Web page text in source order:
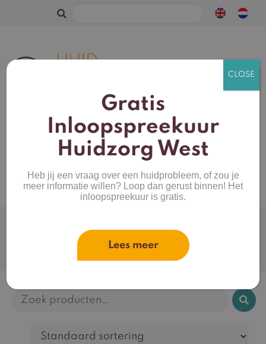
Zoeken
quizgrove
Productcategorieën
Zoeken
Gratis
Inloopspreekuur
Huidzorg West
Heb jij een vraag over een huidprobleem, of zou je
meer informatie willen? Loop dan gerust binnen! Het
inloopspreekuur is gratis.
Lees meer